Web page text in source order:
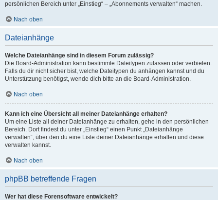
persönlichen Bereich unter „Einstieg“ – „Abonnements verwalten“ machen.
Nach oben
Dateianhänge
Welche Dateianhänge sind in diesem Forum zulässig?
Die Board-Administration kann bestimmte Dateitypen zulassen oder verbieten.
Falls du dir nicht sicher bist, welche Dateitypen du anhängen kannst und du
Unterstützung benötigst, wende dich bitte an die Board-Administration.
Nach oben
Kann ich eine Übersicht all meiner Dateianhänge erhalten?
Um eine Liste all deiner Dateianhänge zu erhalten, gehe in den persönlichen
Bereich. Dort findest du unter „Einstieg“ einen Punkt „Dateianhänge
verwalten“, über den du eine Liste deiner Dateianhänge erhalten und diese
verwalten kannst.
Nach oben
phpBB betreffende Fragen
Wer hat diese Forensoftware entwickelt?